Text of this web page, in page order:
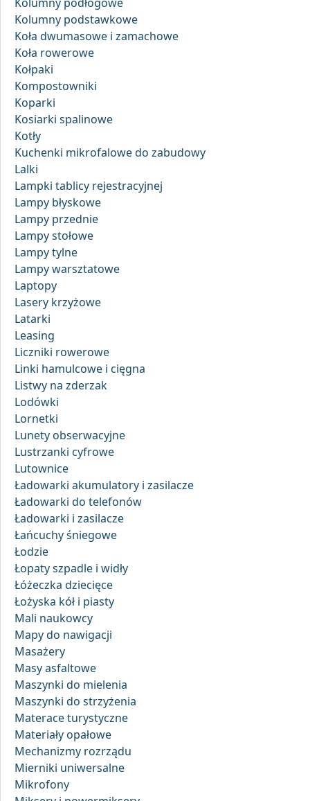
Kolumny podstawkowe
Koła dwumasowe i zamachowe
Koła rowerowe
Kołpaki
Kompostowniki
Koparki
Kosiarki spalinowe
Kotły
Kuchenki mikrofalowe do zabudowy
Lalki
Lampki tablicy rejestracyjnej
Lampy błyskowe
Lampy przednie
Lampy stołowe
Lampy tylne
Lampy warsztatowe
Laptopy
Lasery krzyżowe
Latarki
Leasing
Liczniki rowerowe
Linki hamulcowe i cięgna
Listwy na zderzak
Lodówki
Lornetki
Lunety obserwacyjne
Lustrzanki cyfrowe
Lutownice
Ładowarki akumulatory i zasilacze
Ładowarki do telefonów
Ładowarki i zasilacze
Łańcuchy śniegowe
Łodzie
Łopaty szpadle i widły
Łóżeczka dziecięce
Łożyska kół i piasty
Mali naukowcy
Mapy do nawigacji
Masażery
Masy asfaltowe
Maszynki do mielenia
Maszynki do strzyżenia
Materace turystyczne
Materiały opałowe
Mechanizmy rozrządu
Mierniki uniwersalne
Mikrofony